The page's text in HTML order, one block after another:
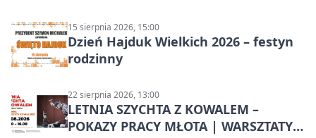
15 sierpnia 2026, 15:00
Dzień Hajduk Wielkich 2026 – festyn
rodzinny
22 sierpnia 2026, 13:00
LETNIA SZYCHTA Z KOWALEM –
POKAZY PRACY MŁOTA | WARSZTATY